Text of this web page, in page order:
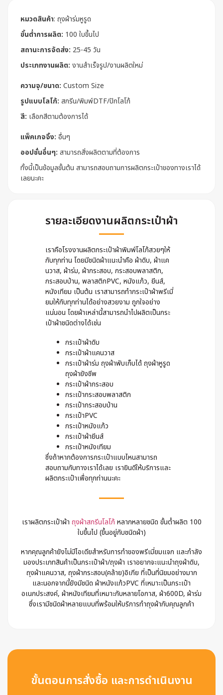
หมวดสินค้า: ถุงผ้าร่มหูรูด
ขั้นต่ำการผลิต: 100 ใบขึ้นไป
สถานะการจัดส่ง: 25-45 วัน
ประเภทงานผลิต: งานสำเร็จรูป/งานผลิตใหม่
ความจุ/ขนาด: Custom Size
รูปแบบโลโก้: สกรีน/พิมพ์DTF/ปักโลโก้
สี: เลือกสีตามต้องการได้
แพ็คเกจจิ้ง: อื่นๆ
ออปชั่นอื่นๆ: สามารถสั่งผลิตตามที่ต้องการ
ทั้งนี้เป็นข้อมูลขั้นต้น สามารถสอบถามการผลิตกระเป๋าของทางเราได้
เลยนะคะ
รายละเอียดงานผลิตกระเป๋าผ้า
เราคือโรงงานผลิตกระเป๋าผ้าพิมพ์โลโก้สวยๆให้
กับทุกท่าน โดยมีชนิดผ้าแนะนำคือ ผ้าดิบ, ผ้าแค
นวาส, ผ้าร่ม, ผ้ากระสอบ, กระสอบพลาสติก,
กระสอบป่าน, พลาสติกPVC, หนังแก้ว, ยีนส์,
หนังเทียม เป็นต้น เราสามารถทำกระเป๋าผ้าพรีเมี่
ยมให้กับทุกท่านได้อย่างสวยงาม ถูกใจอย่าง
แน่นอน โดยผ้าเหล่านี้สามารถนำไปผลิตเป็นกระ
เป๋าผ้าชนิดต่างได้เช่น
กระเป๋าผ้าดิบ
กระเป๋าผ้าแคนวาส
กระเป๋าผ้าร่ม ถุงผ้าพับเก็บได้ ถุงผ้าหูรูด
ถุงผ้ายังชีพ
กระเป๋าผ้ากระสอบ
กระเป๋ากระสอบพลาสติก
กระเป๋ากระสอบป่าน
กระเป๋าPVC
กระเป๋าหนังแก้ว
กระเป๋าผ้ายีนส์
กระเป๋าหนังเทียม
ซึ่งถ้าหากต้องการกระเป๋าแบบไหนสามารถ
สอบถามกับทางเราได้เลย เรายินดีให้บริการและ
ผลิตกระเป๋าเพื่อทุกท่านนะคะ
เราผลิตกระเป๋าผ้า ถุงผ้าสกรีนโลโก้ หลากหลายชนิด ขั้นต่ำผลิต 100
ใบขึ้นไป (ขึ้นอยู่กับชนิดผ้า)
หากคุณลูกค้ายังไม่มีไอเดียสำหรับการทำของพรีเมี่ยมแจก และกำลัง
มองประเภทสินค้าเป็นกระเป๋าผ้า/ถุงผ้า เราอยากจะแนะนำถุงผ้าดิบ,
ถุงผ้าแคนวาส, ถุงผ้ากระสอบ(คล้าย)อิเกีย ที่เป็นที่นิยมอย่างมาก
และนอกจากนี้ยังมีชนิด ผ้าหนังแก้วPVC ที่เหมาะเป็นกระเป๋า
อเนกประสงค์, ผ้าหนังเทียมที่เหมาะกับหลายโอกาส, ผ้า600D, ผ้าร่ม
ซึ่งเรามีชนิดผ้าหลายแบบที่พร้อมให้บริการทำถุงผ้ากับคุณลูกค้า
ขั้นตอนการสั่งซื้อ และการดำเนินงาน